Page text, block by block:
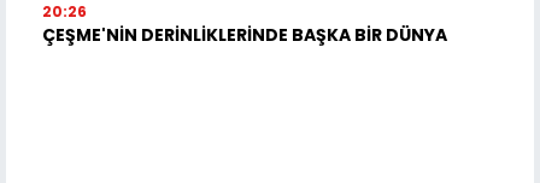
20:26
ÇEŞME'NİN DERİNLİKLERİNDE BAŞKA BİR DÜNYA